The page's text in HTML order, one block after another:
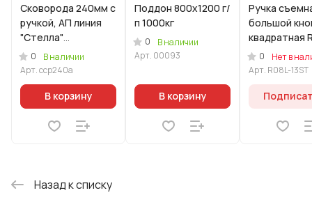
Сковорода 240мм с
ручкой, АП линия
"Стелла"
(ристретто)
0
В наличии
Арт.сср240а
В корзину
Поддон 800х1200 г/
п 1000кг
0
В наличии
Арт. 00093
В корзину
Ручка
большой
квадратная
13ST серый в
комплекте с
0
Нет в
Арт. R08L-13ST
Назад к списку